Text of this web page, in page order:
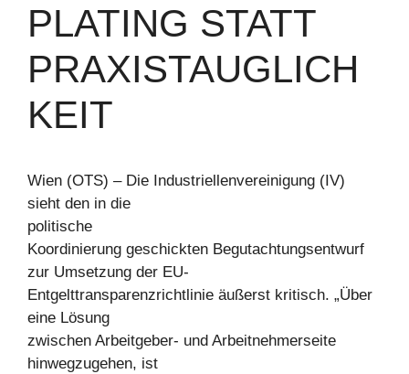
PLATING STATT
PRAXISTAUGLICH
KEIT
Wien (OTS) – Die Industriellenvereinigung (IV)
sieht den in die
politische
Koordinierung geschickten Begutachtungsentwurf
zur Umsetzung der EU-
Entgelttransparenzrichtlinie äußerst kritisch. „Über
eine Lösung
zwischen Arbeitgeber- und Arbeitnehmerseite
hinwegzugehen, ist